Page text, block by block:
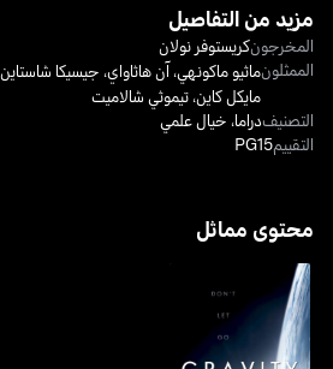
مزيد من التفاصيل
المخرجونكريستوفر نولان
الممثلونماثيو ماكونهي،آن هاثاواي، جيسيكا شاستاين
مايكل كاين،تيموثي شالاميت
التصنيفدراما، خيال علمي
التقييمPG15
محتوى مماثل